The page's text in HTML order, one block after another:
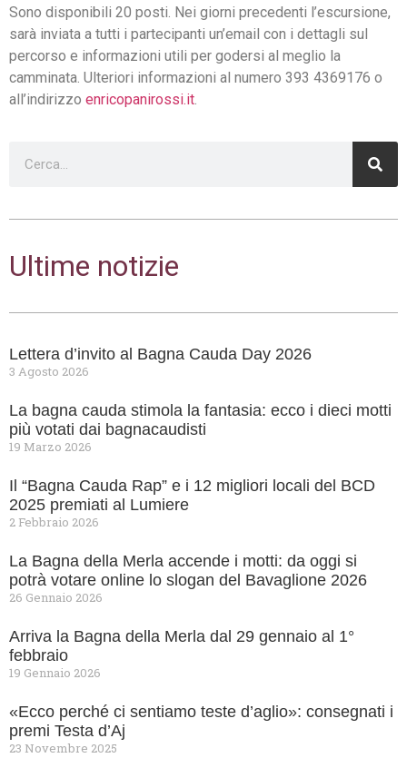
Sono disponibili 20 posti. Nei giorni precedenti l’escursione,
sarà inviata a tutti i partecipanti un’email con i dettagli sul
percorso e informazioni utili per godersi al meglio la
camminata. Ulteriori informazioni al numero 393 4369176 o
all’indirizzo enricopanirossi.it.
Ultime notizie
Lettera d’invito al Bagna Cauda Day 2026
3 Agosto 2026
La bagna cauda stimola la fantasia: ecco i dieci motti
più votati dai bagnacaudisti
19 Marzo 2026
Il “Bagna Cauda Rap” e i 12 migliori locali del BCD
2025 premiati al Lumiere
2 Febbraio 2026
La Bagna della Merla accende i motti: da oggi si
potrà votare online lo slogan del Bavaglione 2026
26 Gennaio 2026
Arriva la Bagna della Merla dal 29 gennaio al 1°
febbraio
19 Gennaio 2026
«Ecco perché ci sentiamo teste d’aglio»: consegnati i
premi Testa d’Aj
23 Novembre 2025